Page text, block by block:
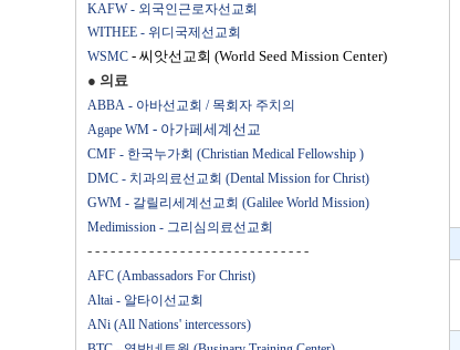
KAFW - 외국인근로자선교회
WITHEE - 위디국제선교회
WSMC - 씨앗선교회 (World Seed Mission Center)
● 의료
ABBA - 아바선교회 / 목회자 주치의
Agape WM - 아가페세계선교
CMF - 한국누가회 (Christian Medical Fellowship )
DMC - 치과의료선교회 (Dental Mission for Christ)
GWM - 갈릴리세계선교회 (Galilee World Mission)
Medimission - 그리심의료선교회
- - - - - - - - - - - - - - - - - - - - - - - - - - - - -
AFC (Ambassadors For Christ)
Altai - 알타이선교회
ANi (All Nations' intercessors)